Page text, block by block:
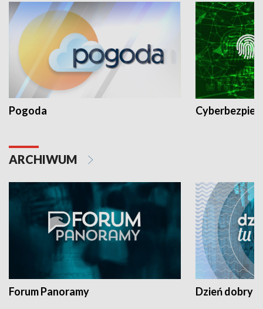
Pogoda
ARCHIWUM
Forum Panoramy Dzień dobry